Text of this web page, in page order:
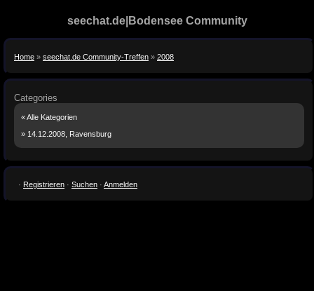
seechat.de|Bodensee Community
Home » seechat.de Community-Treffen » 2008
Categories
« Alle Kategorien
» 14.12.2008, Ravensburg
· Registrieren · Suchen · Anmelden